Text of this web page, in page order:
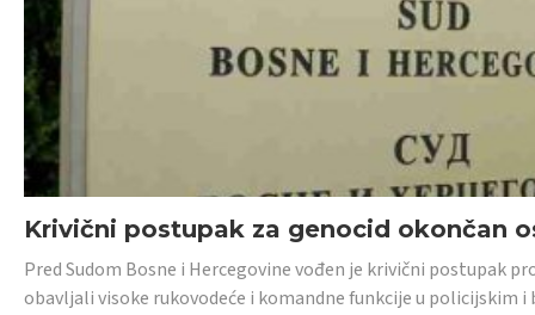
Krivični postupak za genocid okončan
Pred Sudom Bosne i Hercegovine vođen je krivični postupak
obavljali visoke rukovodeće i komandne funkcije u policijskim